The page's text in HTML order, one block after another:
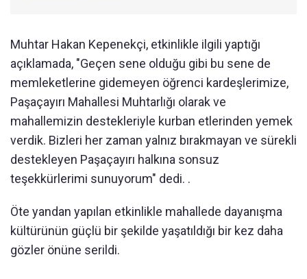
Muhtar Hakan Kepenekçi, etkinlikle ilgili yaptığı
açıklamada, "Geçen sene olduğu gibi bu sene de
memleketlerine gidemeyen öğrenci kardeşlerimize,
Paşaçayırı Mahallesi Muhtarlığı olarak ve
mahallemizin destekleriyle kurban etlerinden yemek
verdik. Bizleri her zaman yalnız bırakmayan ve sürekli
destekleyen Paşaçayırı halkına sonsuz
teşekkürlerimi sunuyorum" dedi. .
Öte yandan yapılan etkinlikle mahallede dayanışma
kültürünün güçlü bir şekilde yaşatıldığı bir kez daha
gözler önüne serildi.